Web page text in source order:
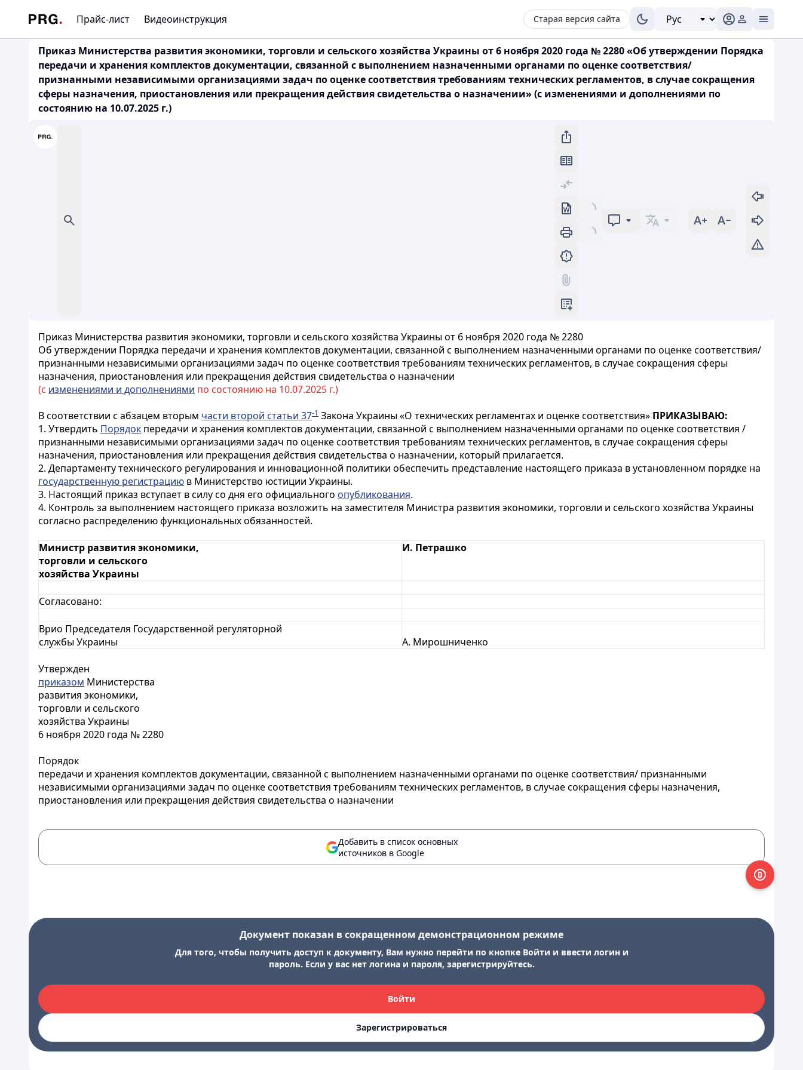
Прайс-лист Видеоинструкция Старая версия сайта
Приказ Министерства развития экономики, торговли и сельского хозяйства Украины от 6 ноября 2020 года № 2280 «Об утверждении Порядка
передачи и хранения комплектов документации, связанной с выполнением назначенными органами по оценке соответствия/
признанными независимыми организациями задач по оценке соответствия требованиям технических регламентов, в случае сокращения
сферы назначения, приостановления или прекращения действия свидетельства о назначении» (с изменениями и дополнениями по
состоянию на 10.07.2025 г.)
Приказ Министерства развития экономики, торговли и сельского хозяйства Украины от 6 ноября 2020 года № 2280
Об утверждении Порядка передачи и хранения комплектов документации, связанной с выполнением назначенными органами по оценке соответствия/
признанными независимыми организациями задач по оценке соответствия требованиям технических регламентов, в случае сокращения сферы
назначения, приостановления или прекращения действия свидетельства о назначении
(с изменениями и дополнениями по состоянию на 10.07.2025 г.)
В соответствии с абзацем вторым части второй статьи 37-1 Закона Украины «О технических регламентах и оценке соответствия» ПРИКАЗЫВАЮ:
1. Утвердить Порядок передачи и хранения комплектов документации, связанной с выполнением назначенными органами по оценке соответствия /
признанными независимыми организациями задач по оценке соответствия требованиям технических регламентов, в случае сокращения сферы
назначения, приостановления или прекращения действия свидетельства о назначении, который прилагается.
2. Департаменту технического регулирования и инновационной политики обеспечить представление настоящего приказа в установленном порядке на
государственную регистрацию в Министерство юстиции Украины.
3. Настоящий приказ вступает в силу со дня его официального опубликования.
4. Контроль за выполнением настоящего приказа возложить на заместителя Министра развития экономики, торговли и сельского хозяйства Украины
согласно распределению функциональных обязанностей.
Министр развития экономики,
торговли и сельского
хозяйства Украины
И. Петрашко
Согласовано:
Врио Председателя Государственной регуляторной
службы Украины
А. Мирошниченко
Утвержден
приказом Министерства
развития экономики,
торговли и сельского
хозяйства Украины
6 ноября 2020 года № 2280
Порядок
передачи и хранения комплектов документации, связанной с выполнением назначенными органами по оценке соответствия/ признанными
независимыми организациями задач по оценке соответствия требованиям технических регламентов, в случае сокращения сферы назначения,
приостановления или прекращения действия свидетельства о назначении
Добавить в список основных
источников в Google
Документ показан в сокращенном демонстрационном режиме
Для того, чтобы получить доступ к документу, Вам нужно перейти по кнопке Войти и ввести логин и
пароль. Если у вас нет логина и пароля, зарегистрируйтесь.
Войти
Зарегистрироваться